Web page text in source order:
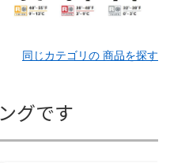
同じカテゴリの 商品を探す
グです